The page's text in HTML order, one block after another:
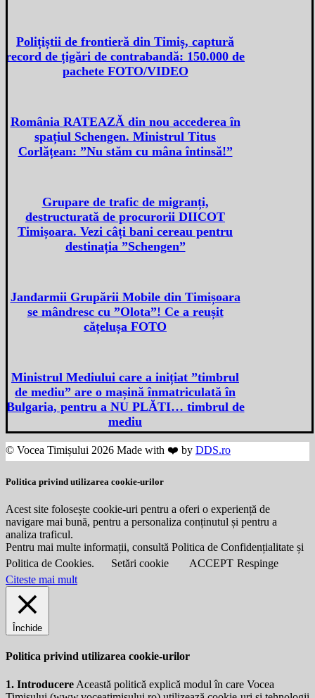
Polițiștii de frontieră din Timiș, captură
record de țigări de contrabandă: 150.000 de
pachete FOTO/VIDEO
România RATEAZĂ din nou accederea în
spațiul Schengen. Ministrul Titus
Corlățean: ”Nu stăm cu mâna întinsă!”
Grupare de trafic de migranți,
destructurată de procurorii DIICOT
Timișoara. Vezi câți bani cereau pentru
destinația ”Schengen”
Jandarmii Grupării Mobile din Timișoara
se mândresc cu ”Olota”! Ce a reușit
cățelușa FOTO
Ministrul Mediului care a inițiat ”timbrul
de mediu” are o mașină înmatriculată în
Bulgaria, pentru a NU PLĂTI… timbrul de
mediu
© Vocea Timișului 2026 Made with ❤️ by DDS.ro
Politica privind utilizarea cookie-urilor
Acest site folosește cookie-uri pentru a oferi o experiență de
navigare mai bună, pentru a personaliza conținutul și pentru a
analiza traficul.
Pentru mai multe informații, consultă Politica de Confidențialitate și
Politica de Cookies.
Setări cookie ACCEPT Respinge
Citeste mai mult
Închide
Politica privind utilizarea cookie-urilor
1. Introducere Această politică explică modul în care Vocea